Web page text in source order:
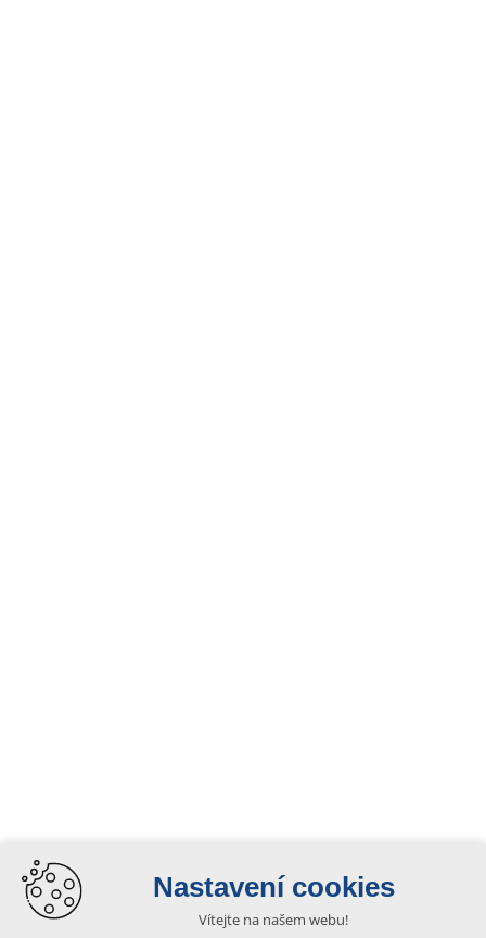
Nastavení cookies
Vítejte na našem webu!